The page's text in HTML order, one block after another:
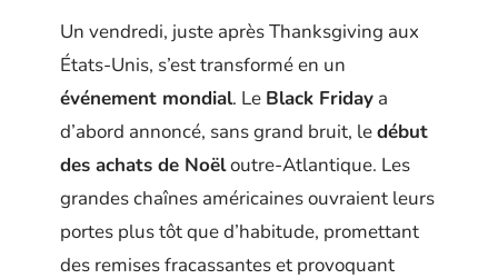
Un vendredi, juste après Thanksgiving aux
États-Unis, s’est transformé en un
événement mondial. Le Black Friday a
d’abord annoncé, sans grand bruit, ledébut
des achats de Noëloutre-Atlantique. Les
grandes chaînes américaines ouvraient leurs
portes plus tôt que d’habitude, promettant
des remises fracassantes et provoquant